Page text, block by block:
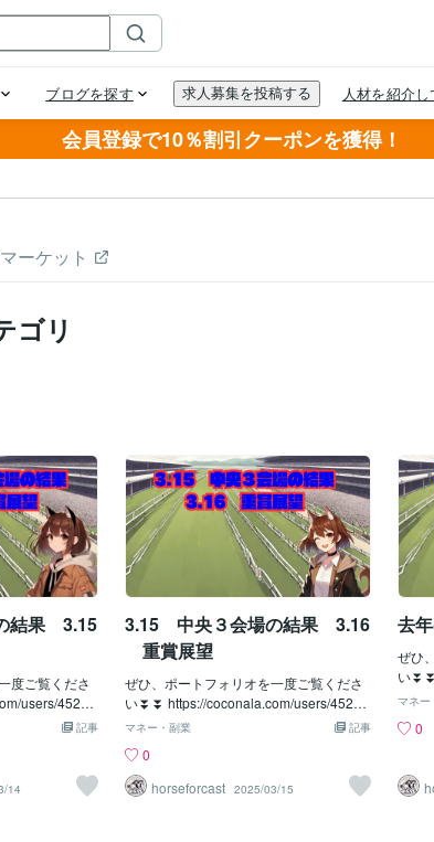
会員登録で10％割引クーポンを獲得！
ーケット
ゴリ
結果 3.15
度ご覧くださ
users/45233
のある方は、
運営では馬
た！ この日は
開になりまし
記事
14
3.15 中央３会場の結果 3.16
重賞展望
ぜひ、ポートフォリオを一度ご覧くださ
い⏬⏬ https://coconala.com/users/45233
49/portfolios ソフトに関心のある方は、
の結果🐴運営では馬連設定にて進めまし
た！ 本日は全会場でハマりになる前に的
中し、非常にコンスタントな展開となり
記事
マネー・副業
0
horseforcast 2025/03/15
去
ぜひ
い
49/
の結
じて
り、
マネー
0